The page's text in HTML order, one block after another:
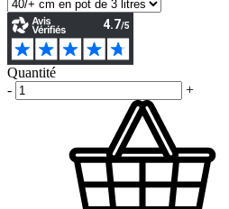
Quantité
-
+